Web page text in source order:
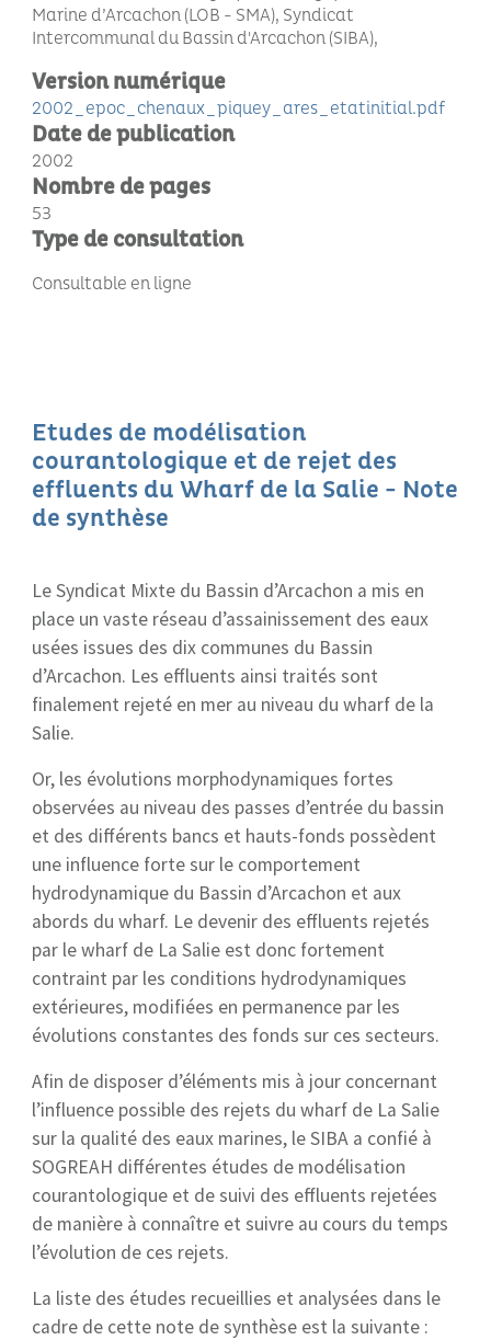
Marine d’Arcachon (LOB - SMA), Syndicat
Intercommunal du Bassin d'Arcachon (SIBA)
Version numérique
2002_epoc_chenaux_piquey_ares_etatinitial.pdf
Date de publication
2002
Nombre de pages
53
Type de consultation
Consultable en ligne
Etudes de modélisation
courantologique et de rejet des
effluents du Wharf de la Salie - Note
de synthèse
Le Syndicat Mixte du Bassin d’Arcachon a mis en
place un vaste réseau d’assainissement des eaux
usées issues des dix communes du Bassin
d’Arcachon. Les effluents ainsi traités sont
finalement rejeté en mer au niveau du wharf de la
Salie.
Or, les évolutions morphodynamiques fortes
observées au niveau des passes d’entrée du bassin
et des différents bancs et hauts-fonds possèdent
une influence forte sur le comportement
hydrodynamique du Bassin d’Arcachon et aux
abords du wharf. Le devenir des effluents rejetés
par le wharf de La Salie est donc fortement
contraint par les conditions hydrodynamiques
extérieures, modifiées en permanence par les
évolutions constantes des fonds sur ces secteurs.
Afin de disposer d’éléments mis à jour concernant
l’influence possible des rejets du wharf de La Salie
sur la qualité des eaux marines, le SIBA a confié à
SOGREAH différentes études de modélisation
courantologique et de suivi des effluents rejetées
de manière à connaître et suivre au cours du temps
l’évolution de ces rejets.
La liste des études recueillies et analysées dans le
cadre de cette note de synthèse est la suivante :